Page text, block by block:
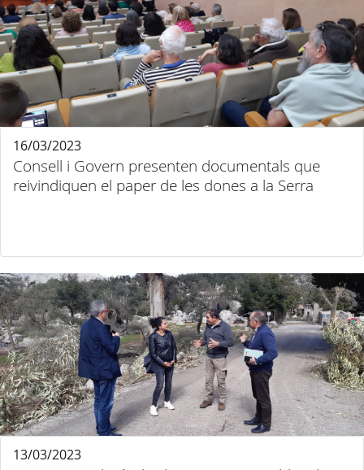
Consell i Govern presenten documentals que
reivindiquen el paper de les dones a la Serra
16/03/2023
13/03/2023